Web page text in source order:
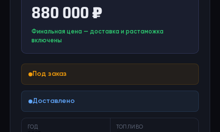
880 000 ₽
Финальная цена — доставка и растаможка
включены
Под заказ
Доставлено
ГОД ТОПЛИВО